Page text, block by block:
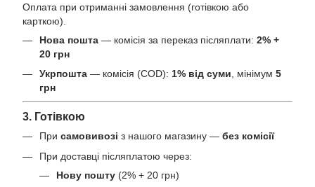
Оплата при отриманні замовлення (готівкою або
карткою).
Нова пошта — комісія за переказ післяплати: 2% +
20 грн
Укрпошта — комісія (COD): 1% від суми, мінімум 5
грн
3. Готівкою
При самовивозі з нашого магазину — без комісії
При доставці післяплатою через:
Нову пошту (2% + 20 грн)